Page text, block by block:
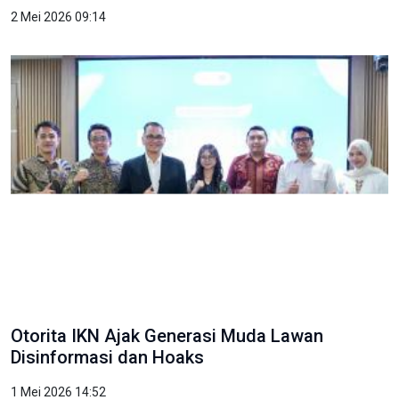
2 Mei 2026 09:14
Otorita IKN Ajak Generasi Muda Lawan
Disinformasi dan Hoaks
1 Mei 2026 14:52